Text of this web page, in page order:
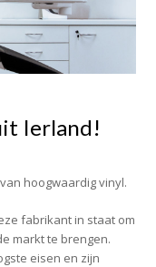
Ierland!
hoogwaardig vinyl.
fabrikant in staat om
markt te brengen.
eisen en zijn